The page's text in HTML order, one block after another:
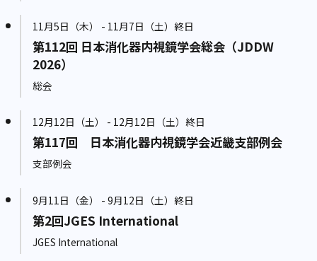
11月5日（木） - 11月7日（土）終日
第112回 日本消化器内視鏡学会総会（JDDW
2026）
総会
12月12日（土） - 12月12日（土）終日
第117回 日本消化器内視鏡学会近畿支部例会
支部例会
9月11日（金） - 9月12日（土）終日
第2回JGES International
JGES International